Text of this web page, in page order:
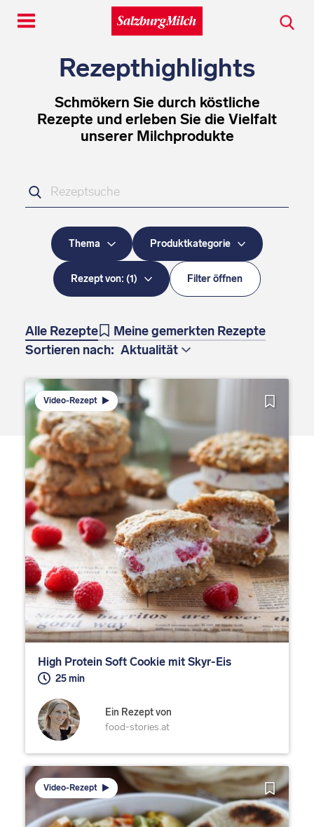
Toggle
navigation
Rezepthighlights
Schmökern Sie durch köstliche
Rezepte und erleben Sie die Vielfalt
unserer Milchprodukte
Ihr
Suchbegriff
Thema Produktkategorie
Rezept von: (1) Filter öffnen
Alle Rezepte
Meine gemerkten Rezepte
Sortieren nach:
Video-Rezept
High Protein Soft Cookie mit Skyr-Eis
25 min
Ein Rezept von
food-stories.at
Video-Rezept